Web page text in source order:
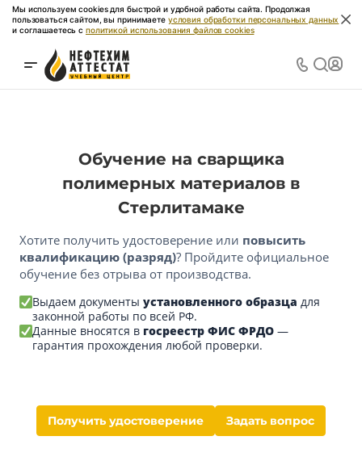
Мы используем cookies для быстрой и удобной работы сайта. Продолжая
пользоваться сайтом, вы принимаете условия обработки персональных данных
и соглашаетесь с политикой использования файлов cookies
Обучение на сварщика
полимерных материалов в
Стерлитамаке
Хотите получить удостоверение или повысить
квалификацию (разряд)? Пройдите официальное
обучение без отрыва от производства.
Выдаем документы установленного образца для
законной работы по всей РФ.
Данные вносятся в госреестр ФИС ФРДО —
гарантия прохождения любой проверки.
Получить удостоверение Задать вопрос